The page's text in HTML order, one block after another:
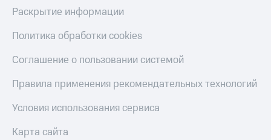
Раскрытие информации
Политика обработки cookies
Соглашение о пользовании системой
Правила применения рекомендательных технологий
Условия использования сервиса
Карта сайта